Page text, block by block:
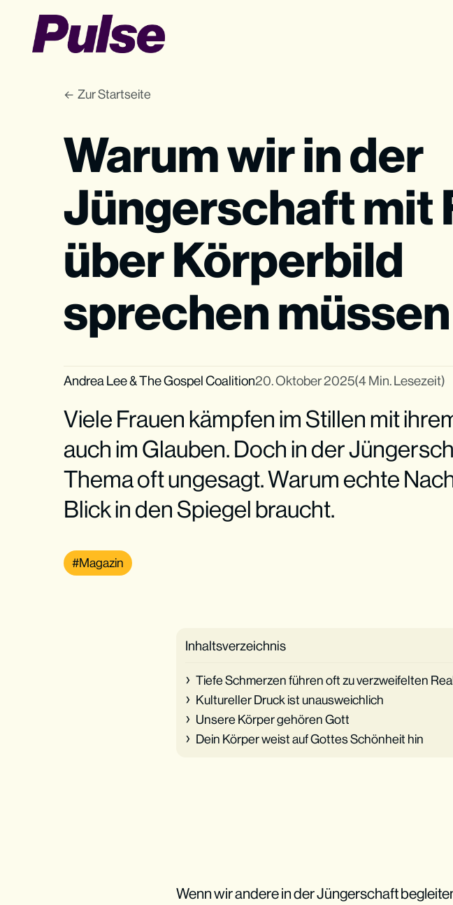
Zur Startseite
Warum wir in der
Jüngerschaft mit
über Körperbild
sprechen müssen
Andrea Lee&The Gospel Coalition20. Oktober 2025(4 Min. Lesezeit)
Viele Frauen kämpfen im Stillen mit
auch im Glauben. Doch in der
Thema oft ungesagt. Warum echte
Blick in den Spiegel braucht.
Magazin
Inhaltsverzeichnis
Tiefe Schmerzen führen oft zu verzweifelten
Kultureller Druck ist unausweichlich
Unsere Körper gehören Gott
Dein Körper weist auf Gottes Schönheit hin
Wenn wir andere in der Jüngerschaft